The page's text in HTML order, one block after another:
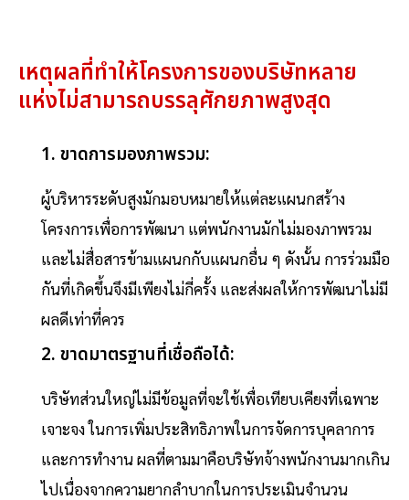
เหตุผลที่ทำให้โครงการของบริษัทหลาย
แห่งไม่สามารถบรรลุศักยภาพสูงสุด
1. ขาดการมองภาพรวม:
ผู้บริหารระดับสูงมักมอบหมายให้แต่ละแผนกสร้าง
โครงการเพื่อการพัฒนา แต่พนักงานมักไม่มองภาพรวม
และไม่สื่อสารข้ามแผนกกับแผนกอื่น ๆ ดังนั้น การร่วมมือ
กันที่เกิดขึ้นจึงมีเพียงไม่กี่ครั้ง และส่งผลให้การพัฒนาไม่มี
ผลดีเท่าที่ควร
2. ขาดมาตรฐานที่เชื่อถือได้:
บริษัทส่วนใหญ่ไม่มีข้อมูลที่จะใช้เพื่อเทียบเคียงที่เฉพาะ
เจาะจง ในการเพิ่มประสิทธิภาพในการจัดการบุคลาการ
และการทำงาน ผลที่ตามมาคือบริษัทจ้างพนักงานมากเกิน
ไปเนื่องจากความยากลำบากในการประเมินจำนวน